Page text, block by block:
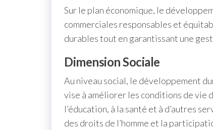
Sur le plan économique, le
commerciales responsables et
durables tout en garantissant une
Dimension Sociale
Au niveau social, le développement
vise à améliorer les conditions de vie
l’éducation, à la santé et à d’autres
des droits de l’homme et la